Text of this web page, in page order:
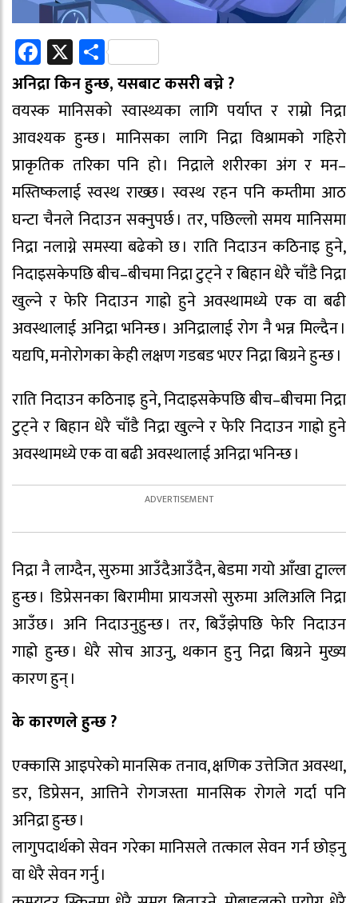
Facebook
X Share
अनिद्रा किन हुन्छ, यसबाट कसरी बच्ने ?
वयस्क मानिसको स्वास्थ्यका लागि पर्याप्त र राम्रो निद्रा
आवश्यक हुन्छ । मानिसका लागि निद्रा विश्रामको गहिरो
प्राकृतिक तरिका पनि हो । निद्राले शरीरका अंग र मन–
मस्तिष्कलाई स्वस्थ राख्छ । स्वस्थ रहन पनि कम्तीमा आठ
घन्टा चैनले निदाउन सक्नुपर्छ । तर, पछिल्लो समय मानिसमा
निद्रा नलाग्ने समस्या बढेको छ । राति निदाउन कठिनाइ हुने,
निदाइसकेपछि बीच–बीचमा निद्रा टुट्ने र बिहान धेरै चाँडै निद्रा
खुल्ने र फेरि निदाउन गाह्रो हुने अवस्थामध्ये एक वा बढी
अवस्थालाई अनिद्रा भनिन्छ । अनिद्रालाई रोग नै भन्न मिल्दैन ।
यद्यपि, मनोरोगका केही लक्षण गडबड भएर निद्रा बिग्रने हुन्छ ।
राति निदाउन कठिनाइ हुने, निदाइसकेपछि बीच–बीचमा निद्रा
टुट्ने र बिहान धेरै चाँडै निद्रा खुल्ने र फेरि निदाउन गाह्रो हुने
अवस्थामध्ये एक वा बढी अवस्थालाई अनिद्रा भनिन्छ ।
निद्रा नै लाग्दैन, सुरुमा आउँदैआउँदैन, बेडमा गयो आँखा ट्वाल्ल
हुन्छ । डिप्रेसनका बिरामीमा प्रायजसो सुरुमा अलिअलि निद्रा
आउँछ । अनि निदाउनुहुन्छ । तर, बिउँझेपछि फेरि निदाउन
गाह्रो हुन्छ । धेरै सोच आउनु, थकान हुनु निद्रा बिग्रने मुख्य
कारण हुन् ।
के कारणले हुन्छ ?
एक्कासि आइपरेको मानसिक तनाव, क्षणिक उत्तेजित अवस्था,
डर, डिप्रेसन, आत्तिने रोगजस्ता मानसिक रोगले गर्दा पनि
अनिद्रा हुन्छ ।
लागुपदार्थको सेवन गरेका मानिसले तत्काल सेवन गर्न छोड्नु
वा धेरै सेवन गर्नु ।